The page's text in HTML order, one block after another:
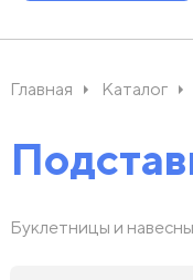
Главная Каталог
Буклетницы и